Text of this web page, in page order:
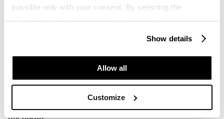
possible only with your consent. By selecting the
“Customise” option, a menu will appear where you can
which purposes we may process your data. You can
manage your “Details” selection in your browser at any
Show details
Allow all
Customize
Lucie
★ ★ ★ ★
★ ★ ★ ★ ★ September, 2024 Booking.com
Appartamenti praticamente sul mare Ci sì è immersi